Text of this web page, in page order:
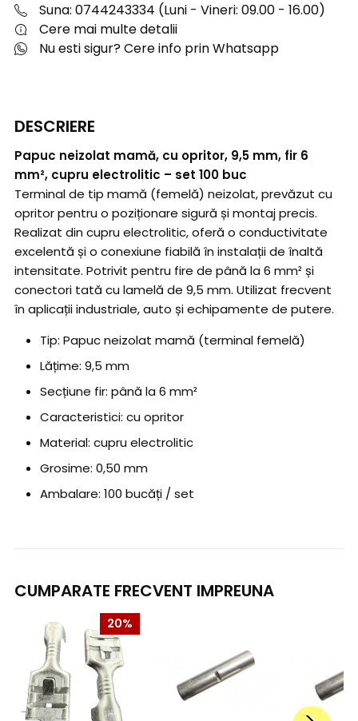
Suna: 0744243334 (Luni - Vineri: 09.00 - 16.00)
Cere mai multe detalii
Nu esti sigur? Cere info prin Whatsapp
DESCRIERE
Papuc neizolat mamă, cu opritor, 9,5 mm, fir 6
mm², cupru electrolitic – set 100 buc
Terminal de tip mamă (femelă) neizolat, prevăzut cu
opritor pentru o poziționare sigură și montaj precis.
Realizat din cupru electrolitic, oferă o conductivitate
excelentă și o conexiune fiabilă în instalații de înaltă
intensitate. Potrivit pentru fire de până la 6 mm² și
conectori tată cu lamelă de 9,5 mm. Utilizat frecvent
în aplicații industriale, auto și echipamente de putere.
Tip: Papuc neizolat mamă (terminal femelă)
Lățime: 9,5 mm
Secțiune fir: până la 6 mm²
Caracteristici: cu opritor
Material: cupru electrolitic
Grosime: 0,50 mm
Ambalare: 100 bucăți / set
CUMPARATE FRECVENT IMPREUNA
20%